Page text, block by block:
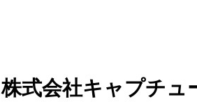
株式会社キャプチュ